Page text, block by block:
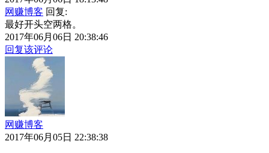
网赚博客 回复:
最好开头空两格。
2017年06月06日 20:38:46
回复该评论
网赚博客
2017年06月05日 22:38:38